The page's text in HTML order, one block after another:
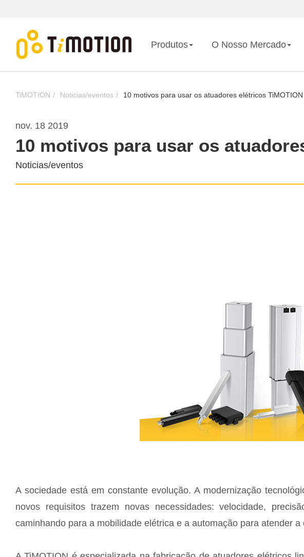
Produtos O Nosso Mercado
TiMOTION Noticias/eventos 10 motivos para usar os atuadores elétricos TiMOTION
nov. 18 2019
10 motivos para usar os
Noticias/eventos
A sociedade está em constante evolução. A modernização
novos requisitos trazem novas necessidades: velocidade,
caminhando para a mobilidade elétrica e a automação para atender a